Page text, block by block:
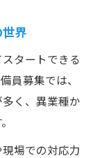
界
タートできる
員募集では、
く、異業種か
場での対応力